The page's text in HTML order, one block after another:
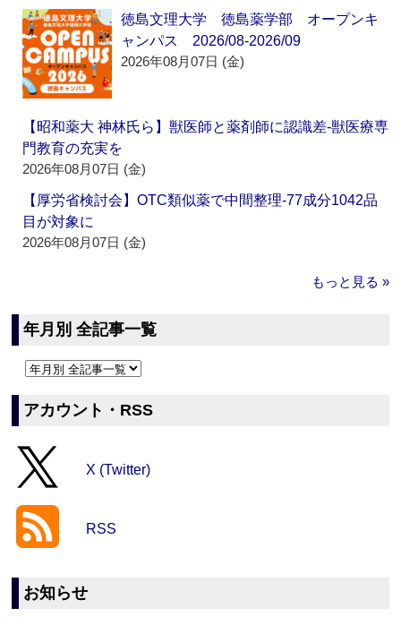
徳島文理大学 徳島薬学部 オープンキ
ャンパス 2026/08-2026/09
2026年08月07日 (金)
【昭和薬大 神林氏ら】獣医師と薬剤師に認識差‐獣医療専
門教育の充実を
2026年08月07日 (金)
【厚労省検討会】OTC類似薬で中間整理‐77成分1042品
目が対象に
2026年08月07日 (金)
もっと見る »
年月別 全記事一覧
アカウント・RSS
X (Twitter)
RSS
お知らせ